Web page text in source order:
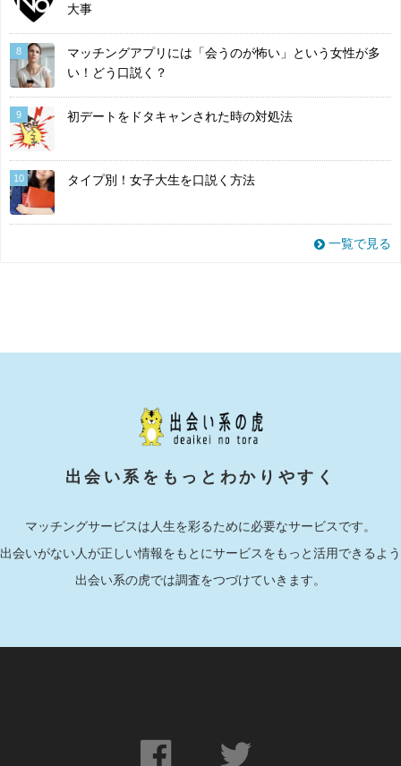
大事
8
マッチングアプリには「会うのが怖い」という女性が多
い！どう口説く？
9 初デートをドタキャンされた時の対処法
10 タイプ別！女子大生を口説く方法
一覧で見る
出会い系をもっとわかりやすく
マッチングサービスは人生を彩るために必要なサービスです。
出会いがない人が正しい情報をもとにサービスをもっと活用できるよう
出会い系の虎では調査をつづけていきます。